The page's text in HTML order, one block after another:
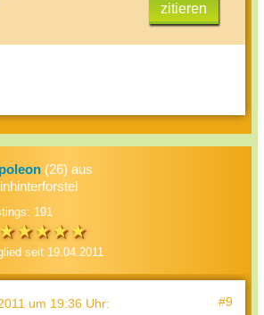
zitieren
(26) aus
191
seit 19.04.2011
um 19:36 Uhr: #9